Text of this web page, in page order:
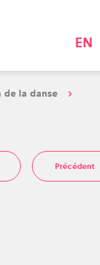
EN
de la danse
Précédent